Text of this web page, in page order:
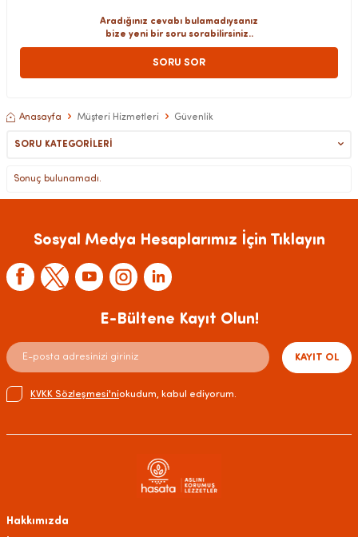
Aradığınız cevabı bulamadıysanız
bize yeni bir soru sorabilirsiniz..
SORU SOR
Anasayfa Müşteri Hizmetleri Güvenlik
SORU KATEGORILERI
Sonuç bulunamadı.
Sosyal Medya Hesaplarımız İçin Tıklayın
E-Bültene Kayıt Olun!
KAYIT OL
KVKK Sözleşmesi'niokudum, kabul ediyorum.
Hakkımızda